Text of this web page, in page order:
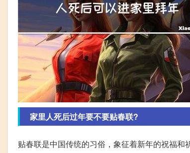
家里人死后过年要不要贴春联?
贴春联是中国传统的习俗，象征着新年的祝福